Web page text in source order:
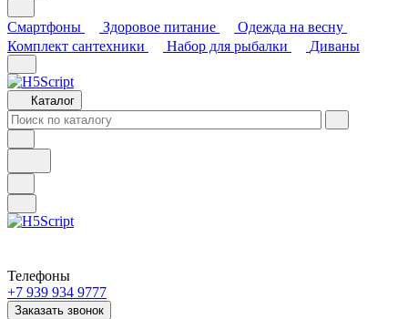
Смартфоны Здоровое питание
Одежда на весну
Комплект сантехники
Набор для рыбалки Диваны
Каталог
Телефоны
+7 939 934 9777
Заказать звонок